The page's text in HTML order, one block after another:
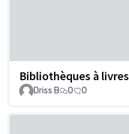
Bibliothèques à livres
Driss B
0 0